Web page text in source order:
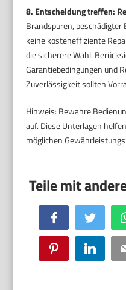
8. Entscheidung treffen:
Brandspuren,
keine kosteneffiziente
die sicherere Wahl.
Garantiebedingungen und
Zuverlässigkeit sollten
Hinweis: Bewahre
auf. Diese Unterlagen
möglichen
Facebook Twitter
Pinterest LinkedIn